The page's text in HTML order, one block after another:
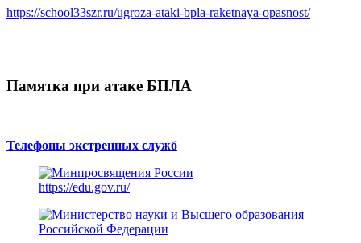
https://school33szr.ru/ugroza-ataki-bpla-raketnaya-opasnost/
Памятка при атаке БПЛА
Телефоны экстренных служб
https://edu.gov.ru/